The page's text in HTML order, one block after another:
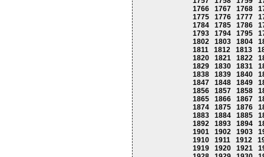
1766
1767 1768
1775
1776 1777
1784
1785 1786
1793
1794 1795
1802
1803 1804
1811
1812 1813
1820
1821 1822
1829
1830 1831
1838
1839 1840
1847
1848 1849
1856
1857 1858
1865
1866 1867
1874
1875 1876
1883
1884 1885
1892
1893 1894
1901
1902 1903
1910
1911 1912
1919
1920 1921